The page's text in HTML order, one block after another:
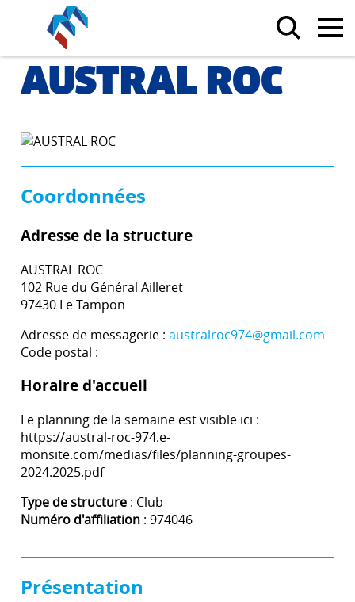
AUSTRAL ROC
Coordonnées
Adresse de la structure
AUSTRAL ROC
102 Rue du Général Ailleret
97430 Le Tampon
Adresse de messagerie : australroc974@gmail.com
Code postal :
Horaire d'accueil
Le planning de la semaine est visible ici :
https://austral-roc-974.e-
monsite.com/medias/files/planning-groupes-
2024.2025.pdf
Type de structure : Club
Numéro d'affiliation : 974046
Présentation